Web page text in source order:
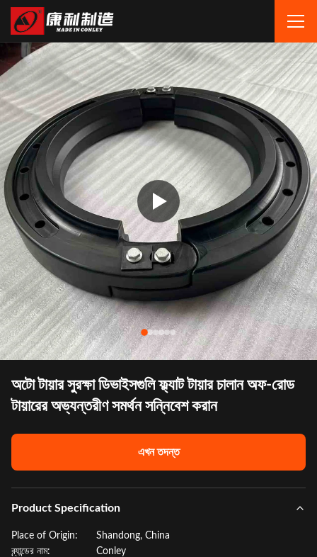
অটো টায়ার সুরক্ষা ডিভাইসগুলি ফ্ল্যাট টায়ার চালান অফ-রোড
টায়ারের অভ্যন্তরীণ সমর্থন সন্নিবেশ করান
এখন তদন্ত
Product Specification
Place of Origin:
Shandong, China
ব্র্যান্ডের নাম:
Conley